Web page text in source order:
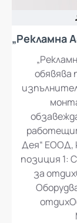
обявява
Дея“ ЕООД,
позиция 1:
за